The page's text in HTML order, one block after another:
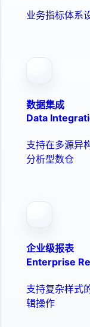
业务指标体系
数据集成
Data
支持在多源异
分析型数仓
企业级报表
Enterprise
支持复杂样式
辑操作